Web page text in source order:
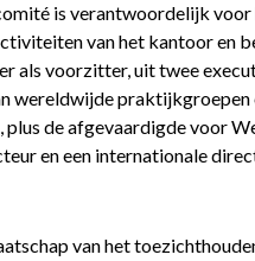
is verantwoordelijk voor
van het kantoor en
als voorzitter, uit twee
wereldwijde praktijkgroepen
plus de afgevaardigde voor
en een internationale
van het